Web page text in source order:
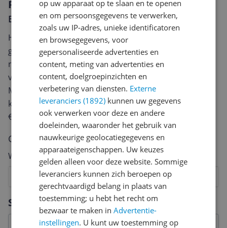
Specificaties
Reviews
Er zijn nog geen reviews geschreven
Heb jij dit product in bezit en wil je graag je mening
geven? Start dan hieronder met het schrijven van je
review. Afhankelijk van de details duurt het schrijven
van een review gemiddeld tussen de 3 en 10 minuten.
Met jouw mening help je andere bezoekers een betere
keuze te maken én maak je iedere maand kans op
€250,-!
Klik hier voor de actievoorwaarden.
Cijfer
Welk cijfer geef jij dit product?
8
7
6
5
4
3
2
Vraag 1 van 4
op uw apparaat op te slaan en te openen
en om persoonsgegevens te verwerken,
zoals uw IP-adres, unieke identificatoren
en browsegegevens, voor
gepersonaliseerde advertenties en
content, meting van advertenties en
content, doelgroepinzichten en
verbetering van diensten. Externe
leveranciers (1892) kunnen uw gegevens
ook verwerken voor deze en andere
doeleinden, waaronder het gebruik van
nauwkeurige geolocatiegegevens en
apparaateigenschappen. Uw keuzes
gelden alleen voor deze website. Sommige
leveranciers kunnen zich beroepen op
gerechtvaardigd belang in plaats van
toestemming; u hebt het recht om
bezwaar te maken inAdvertentie-
instellingen. U kunt uw toestemming op